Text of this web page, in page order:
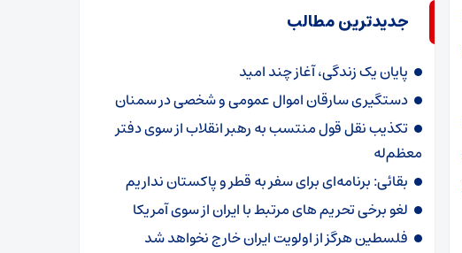
جدیدترین مطالب
پایان یک زندگی، آغاز چند امید
دستگیری سارقان اموال عمومی و شخصی در سمنان
تکذیب نقل قول منتسب به رهبر انقلاب از سوی دفتر
معظم‌له
بقائی: برنامه‌ای برای سفر به قطر و پاکستان نداریم
لغو برخی تحریم های مرتبط با ایران از سوی آمریکا
فلسطین هرگز از اولویت ایران خارج نخواهد شد